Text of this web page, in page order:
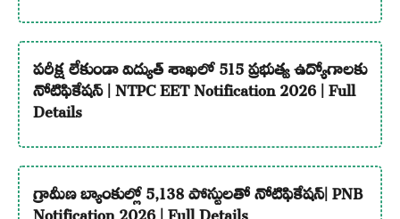
పరీక్ష లేకుండా విద్యుత్ శాఖలో 515 ప్రభుత్వ ఉద్యోగాలకు
నోటిఫికేషన్ | NTPC EET Notification 2026 | Full
Details
గ్రామీణ బ్యాంకుల్లో 5,138 పోస్టులతో నోటిఫికేషన్| PNB